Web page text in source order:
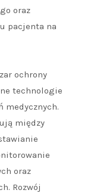
oraz
pacjenta na
ochrony
technologie
medycznych.
między
oraz
Rozwój